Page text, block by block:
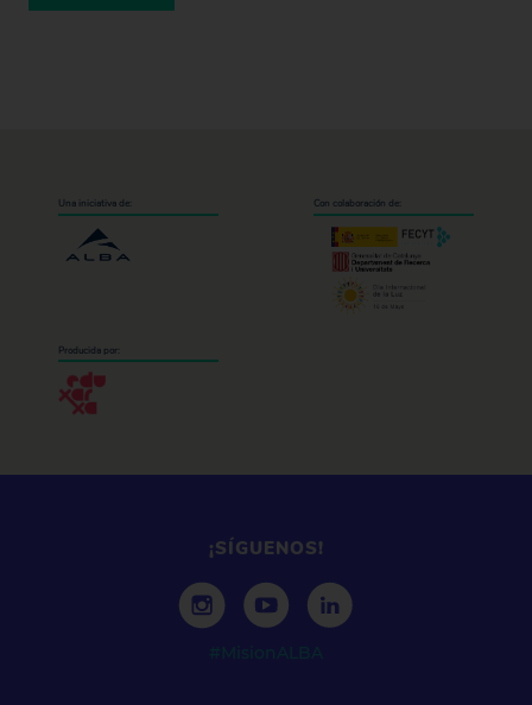
Una iniciativa de: Con colaboración de:
Producida por:
¡SÍGUENOS!
#MisionALBA